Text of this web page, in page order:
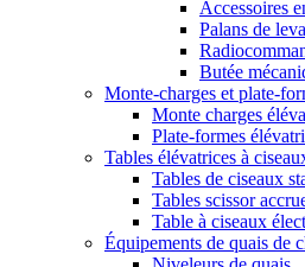
Accessoires
Palans de
Butée
Monte-charges et plate-
Monte charges
Plate-formes
Tables élévatrices à
Tables de ciseaux
Tables scissor
Table à ciseaux
Équipements de quais de